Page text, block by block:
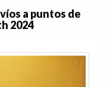
a puntos de
2024